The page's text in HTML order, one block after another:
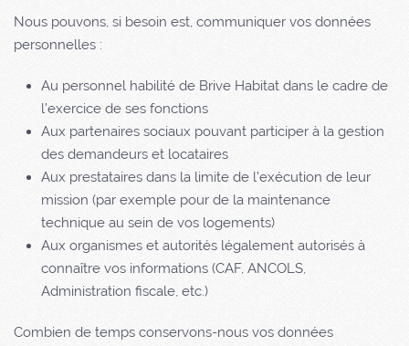
Nous pouvons, si besoin est, communiquer vos données
personnelles :
Au personnel habilité de Brive Habitat dans le cadre de
l’exercice de ses fonctions
Aux partenaires sociaux pouvant participer à la gestion
des demandeurs et locataires
Aux prestataires dans la limite de l’exécution de leur
mission (par exemple pour de la maintenance
technique au sein de vos logements)
Aux organismes et autorités légalement autorisés à
connaître vos informations (CAF, ANCOLS,
Administration fiscale, etc.)
Combien de temps conservons-nous vos données